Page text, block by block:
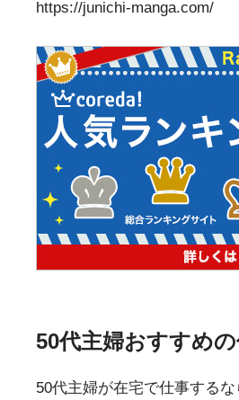
https://junichi-manga.com/
50代主婦おすすめ
50代主婦が在宅で仕事する